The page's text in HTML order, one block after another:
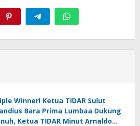
Winner! Ketua TIDAR Sulut
Bara Prima Lumbaa Dukung
Ketua TIDAR Minut Arnaldo